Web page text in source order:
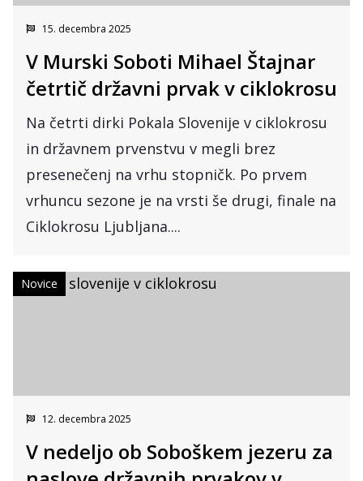
15. decembra 2025
V Murski Soboti Mihael Štajnar
četrtič državni prvak v ciklokrosu
Na četrti dirki Pokala Slovenije v ciklokrosu
in državnem prvenstvu v megli brez
presenečenj na vrhu stopničk. Po prvem
vrhuncu sezone je na vrsti še drugi, finale na
Ciklokrosu Ljubljana....
12. decembra 2025
V nedeljo ob Soboškem jezeru za
Novice